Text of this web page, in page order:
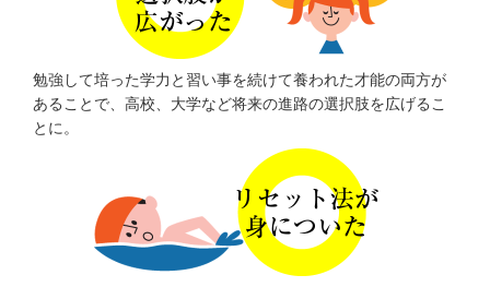
勉強して培った学力と習い事を続けて養われた才能の両方が
あることで、高校、大学など将来の進路の選択肢を広げるこ
とに。